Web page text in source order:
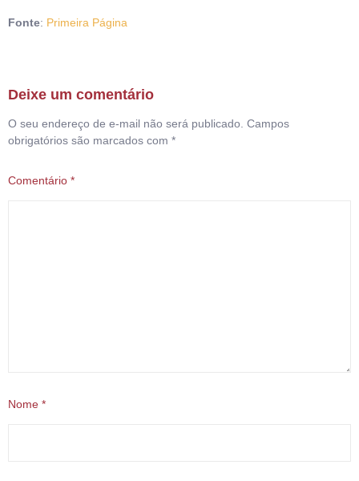
Fonte: Primeira Página
Deixe um comentário
O seu endereço de e-mail não será publicado. Campos
obrigatórios são marcados com *
Comentário *
Nome *